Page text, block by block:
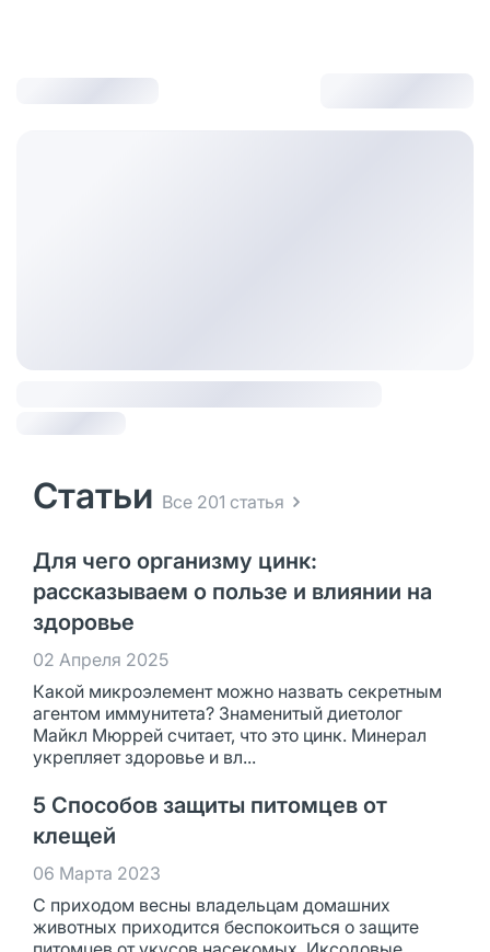
Статьи Все 201 статья
Для чего организму цинк:
рассказываем о пользе и влиянии на
здоровье
02 Апреля 2025
Какой микроэлемент можно назвать секретным
агентом иммунитета? Знаменитый диетолог
Майкл Мюррей считает, что это цинк. Минерал
укрепляет здоровье и вл...
5 Способов защиты питомцев от
клещей
06 Марта 2023
С приходом весны владельцам домашних
животных приходится беспокоиться о защите